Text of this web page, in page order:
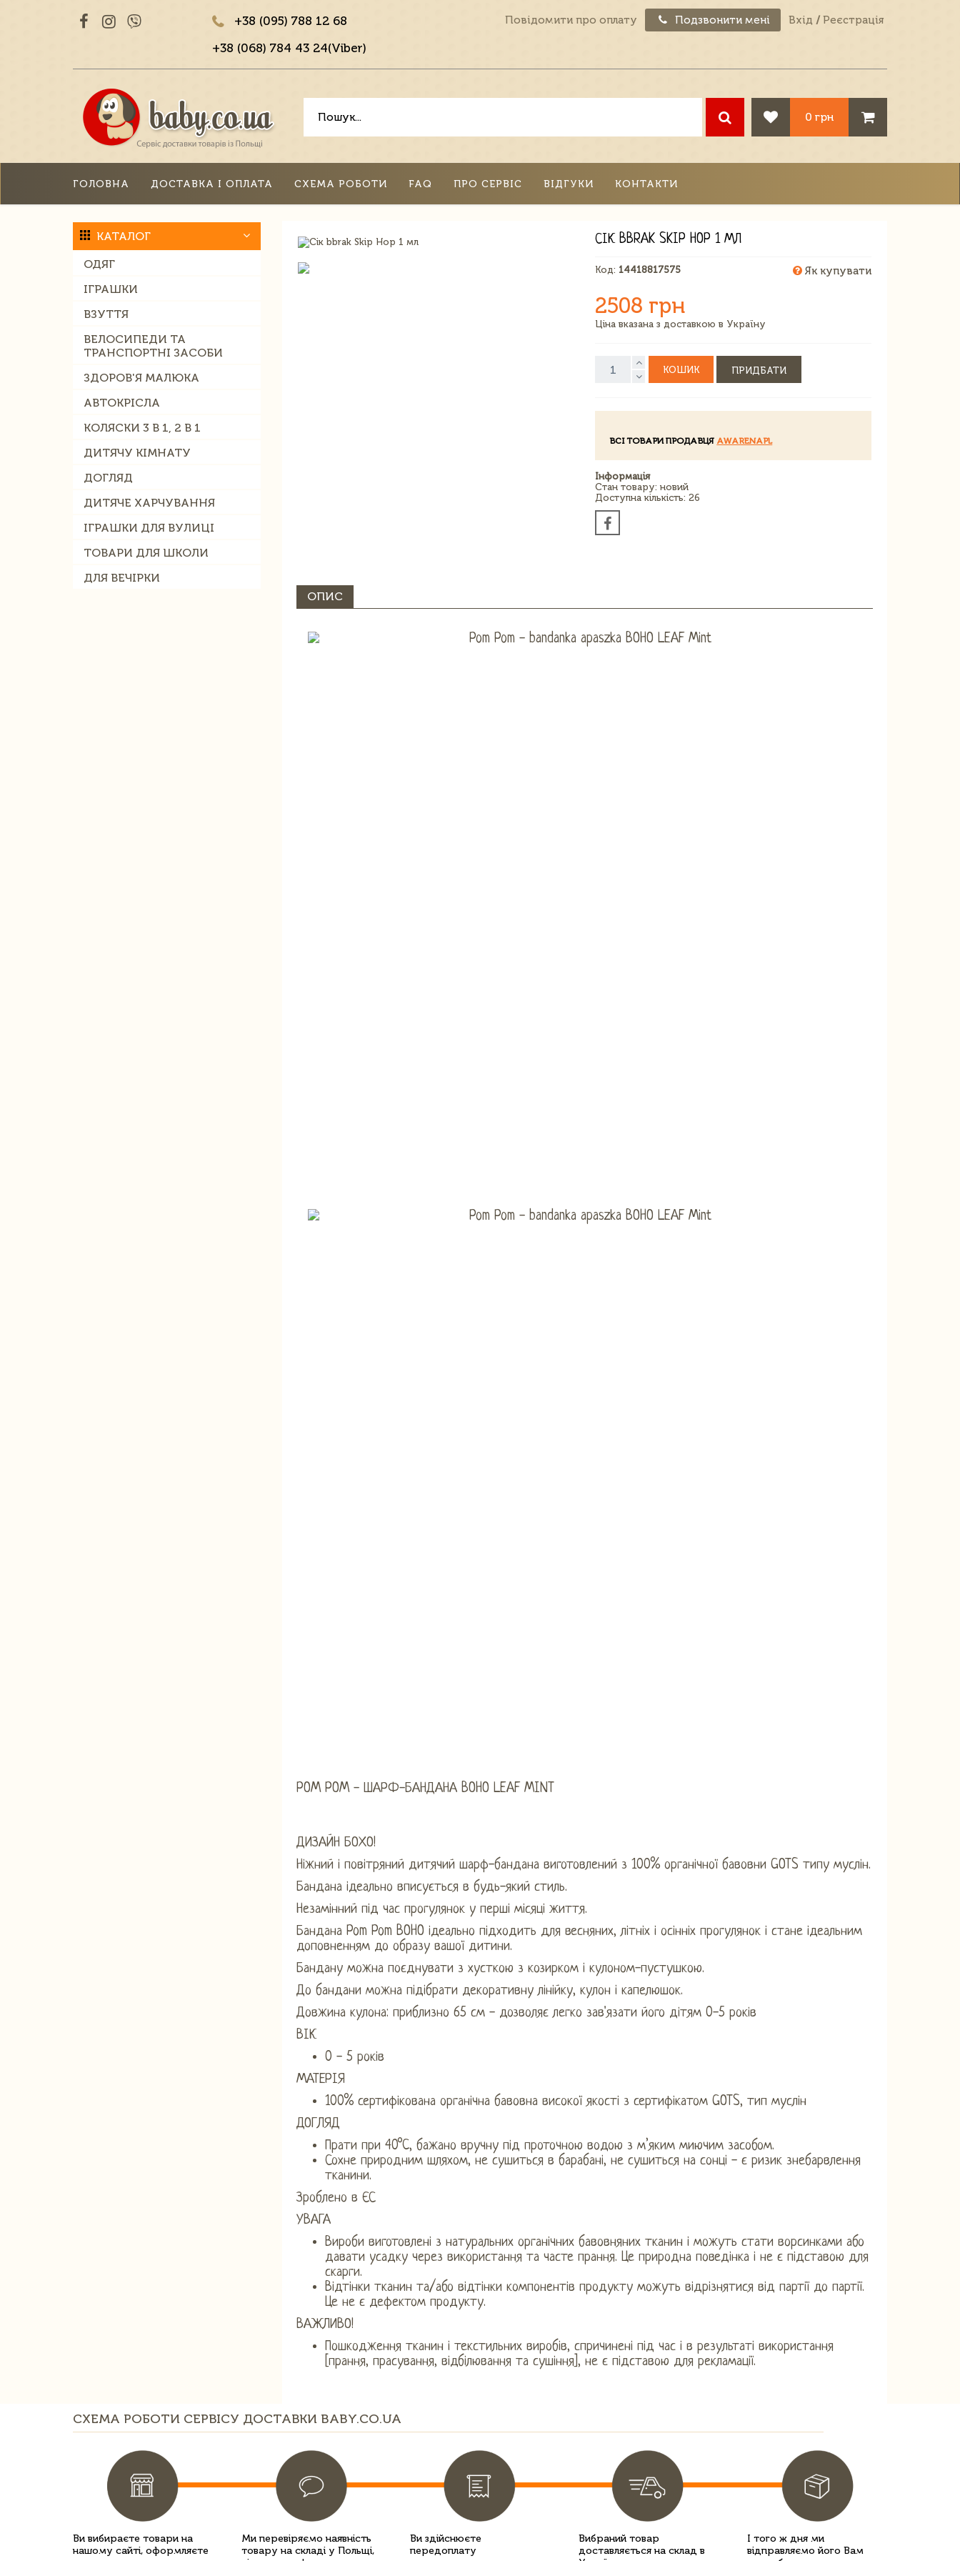
+38 (095) 788 12 68
+38 (068) 784 43 24(Viber)
Повідомити про оплату Подзвонити мені Вхід / Реєстрація
0 грн
ГОЛОВНА ДОСТАВКА І ОПЛАТА СХЕМА РОБОТИ FAQ ПРО СЕРВІС ВІДГУКИ КОНТАКТИ
КАТАЛОГ
ОДЯГ
ІГРАШКИ
ВЗУТТЯ
ВЕЛОСИПЕДИ ТА
ТРАНСПОРТНІ ЗАСОБИ
ЗДОРОВ'Я МАЛЮКА
АВТОКРІСЛА
КОЛЯСКИ 3 В 1, 2 В 1
ДИТЯЧУ КІМНАТУ
ДОГЛЯД
ДИТЯЧЕ ХАРЧУВАННЯ
ІГРАШКИ ДЛЯ ВУЛИЦІ
ТОВАРИ ДЛЯ ШКОЛИ
ДЛЯ ВЕЧІРКИ
СІК BBRAK SKIP HOP 1 МЛ
Код: 14418817575 Як купувати
2508 грн
Ціна вказана з доставкою в Україну
КОШИК ПРИДБАТИ
ВСІ ТОВАРИ ПРОДАВЦЯ AWARENAPL
Інформація
Стан товару: новий
Доступна кількість: 26
ОПИС
POM POM - ШАРФ-БАНДАНА BOHO LEAF MINT
ДИЗАЙН БОХО!
Ніжний і повітряний дитячий шарф-бандана виготовлений з 100% органічної бавовни GOTS типу муслін.
Бандана ідеально вписується в будь-який стиль.
Незамінний під час прогулянок у перші місяці життя.
Бандана Pom Pom BOHO ідеально підходить для весняних, літніх і осінніх прогулянок і стане ідеальним
доповненням до образу вашої дитини.
Бандану можна поєднувати з хусткою з козирком і кулоном-пустушкою.
До бандани можна підібрати декоративну лінійку, кулон і капелюшок.
Довжина кулона: приблизно 65 см - дозволяє легко зав'язати його дітям 0-5 років
ВІК
0 - 5 років
МАТЕРІЯ
100% сертифікована органічна бавовна високої якості з сертифікатом GOTS, тип муслін
ДОГЛЯД
Прати при 40°C, бажано вручну під проточною водою з м’яким миючим засобом.
Сохне природним шляхом, не сушиться в барабані, не сушиться на сонці - є ризик знебарвлення
тканини.
Зроблено в ЄС
УВАГА
Вироби виготовлені з натуральних органічних бавовняних тканин і можуть стати ворсинками або
давати усадку через використання та часте прання. Це природна поведінка і не є підставою для
скарги.
Відтінки тканин та/або відтінки компонентів продукту можуть відрізнятися від партії до партії.
Це не є дефектом продукту.
ВАЖЛИВО!
Пошкодження тканин і текстильних виробів, спричинені під час і в результаті використання
[прання, прасування, відбілювання та сушіння], не є підставою для рекламації.
СХЕМА РОБОТИ СЕРВІСУ ДОСТАВКИ BABY.CO.UA
Ви вибираєте товари на
нашому сайті, оформляєте
Ми перевіряємо наявність
товару на складі у Польщі,
Ви здійснюєте
передоплату
Вибраний товар
доставляється на склад в
І того ж дня ми
відправляємо його Вам